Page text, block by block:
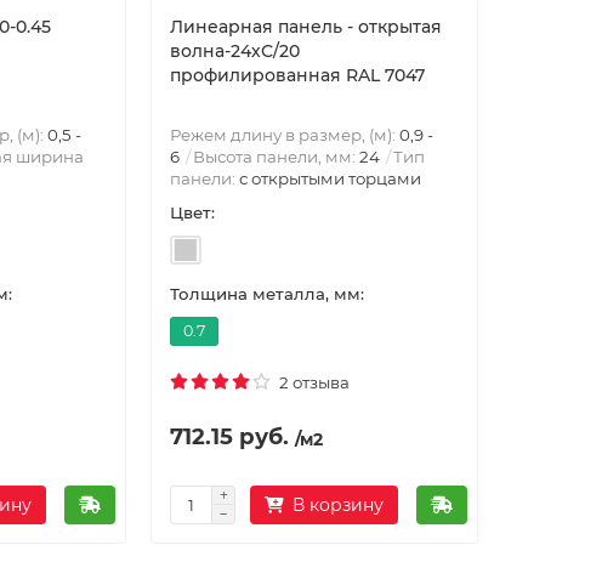
0.45
(м): 0,5 -
ширина
Линеарная панель - открытая
волна-24хС/20
профилированная RAL 7047
Режем длину в размер, (м): 0,9 -
6
Высота панели, мм: 24
Тип
панели: с открытыми торцами
Цвет:
Толщина металла, мм:
0.7
2 отзыва
712.15 руб. /м2
В корзину